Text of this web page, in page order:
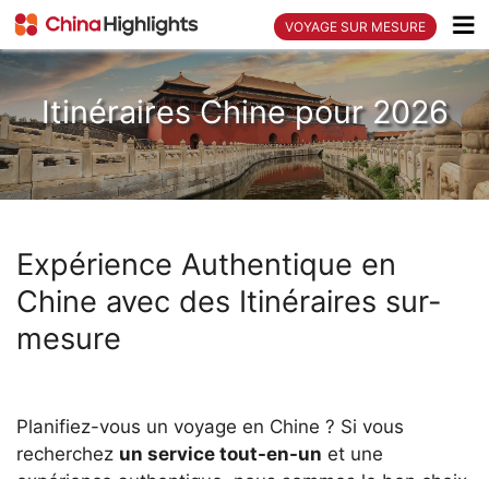
VOYAGE SUR MESURE
Itinéraires Chine pour 2026
Expérience Authentique en
Chine avec des Itinéraires sur-
mesure
Planifiez-vous un voyage en Chine ? Si vous
recherchez un service tout-en-un et une